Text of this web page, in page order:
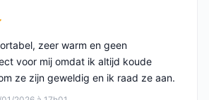
5 van 5
zeer warm en geen
voor mij omdat ik altijd koude
ze zijn geweldig en ik raad ze aan.